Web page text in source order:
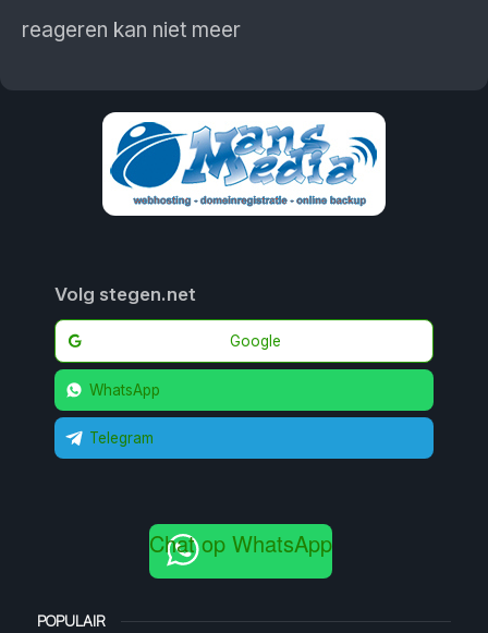
reageren kan niet meer
Volg stegen.net
Google
WhatsApp
Telegram
Chat op WhatsApp
POPULAIR